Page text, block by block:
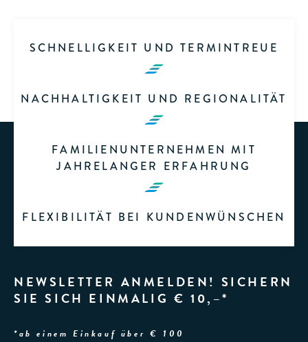
SCHNELLIGKEIT UND TERMINTREUE
NACHHALTIGKEIT UND REGIONALITÄT
FAMILIENUNTERNEHMEN MIT
JAHRELANGER ERFAHRUNG
FLEXIBILITÄT BEI KUNDENWÜNSCHEN
NEWSLETTER ANMELDEN! SICHERN
SIE SICH EINMALIG € 10,–*
*ab einem Einkauf über € 100